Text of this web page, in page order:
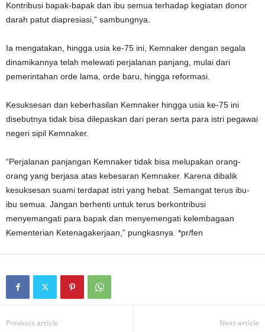
Kontribusi bapak-bapak dan ibu semua terhadap kegiatan donor
darah patut diapresiasi,” sambungnya.
Ia mengatakan, hingga usia ke-75 ini, Kemnaker dengan segala
dinamikannya telah melewati perjalanan panjang, mulai dari
pemerintahan orde lama, orde baru, hingga reformasi.
Kesuksesan dan keberhasilan Kemnaker hingga usia ke-75 ini
disebutnya tidak bisa dilepaskan dari peran serta para istri pegawai
negeri sipil Kemnaker.
“Perjalanan panjangan Kemnaker tidak bisa melupakan orang-
orang yang berjasa atas kebesaran Kemnaker. Karena dibalik
kesuksesan suami terdapat istri yang hebat. Semangat terus ibu-
ibu semua. Jangan berhenti untuk terus berkontribusi
menyemangati para bapak dan menyemengati kelembagaan
Kementerian Ketenagakerjaan,” pungkasnya. *pr/fen
Previous article Next article